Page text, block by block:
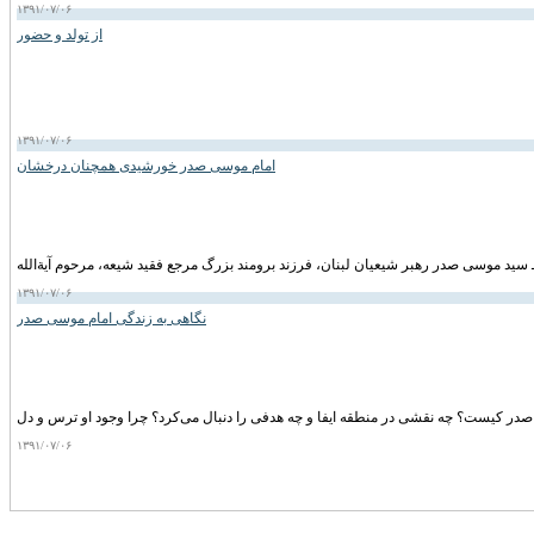
۱۳۹۱/۰۷/۰۶
از تولد و حضور
۱۳۹۱/۰۷/۰۶
امام موسی صدر خورشیدی همچنان درخشان
۱۳۹۱/۰۷/۰۶
نگاهی به زندگی امام موسی صدر
۱۳۹۱/۰۷/۰۶